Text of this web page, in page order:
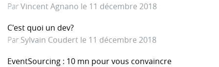
ParVincent Agnano le 11 décembre 2018
C'est quoi un dev?
Par Sylvain Coudert le 11 décembre 2018
EventSourcing : 10 mn pour vous convaincre